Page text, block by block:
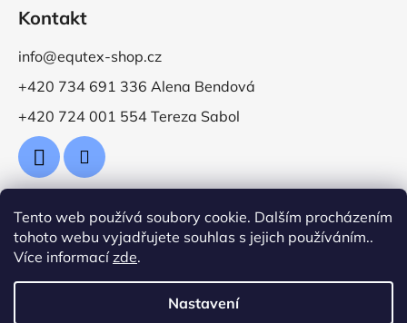
Tento web používá soubory cookie. Dalším procházením
tohoto webu vyjadřujete souhlas s jejich používáním..
Více informacízde.
Nastavení
Kontakt
info@equtex-shop.cz
+420 734 691 336 Alena Bendová
+420 724 001 554 Tereza Sabol
Přijímáme online platby